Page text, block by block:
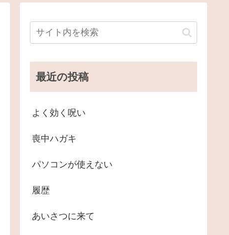
最近の投稿
よく効く呪い
喪中ハガキ
パソコンが使えない
履歴
あいさつに来て